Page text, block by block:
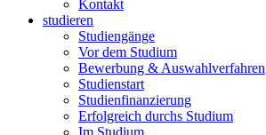
Kontakt
studieren
Studiengänge
Vor dem Studium
Bewerbung & Auswahlverfahren
Studienstart
Studienfinanzierung
Erfolgreich durchs Studium